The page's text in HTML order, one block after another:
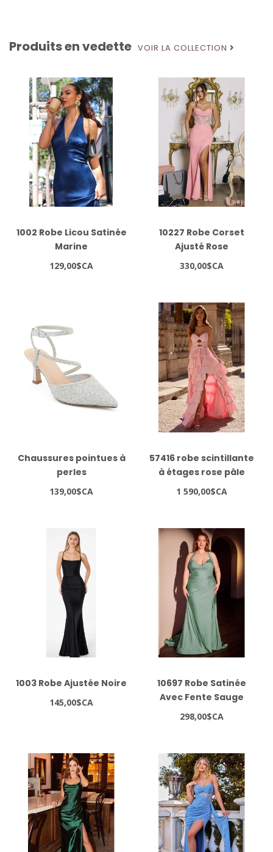
Produits en vedette VOIR LA COLLECTION
1002 Robe Licou Satinée
Marine
129,00$CA
10227 Robe Corset
Ajusté Rose
330,00$CA
Chaussures pointues à
perles
139,00$CA
57416 robe scintillante
à étages rose pâle
1 590,00$CA
1003 Robe Ajustée Noire
145,00$CA
10697 Robe Satinée
Avec Fente Sauge
Foncé
298,00$CA